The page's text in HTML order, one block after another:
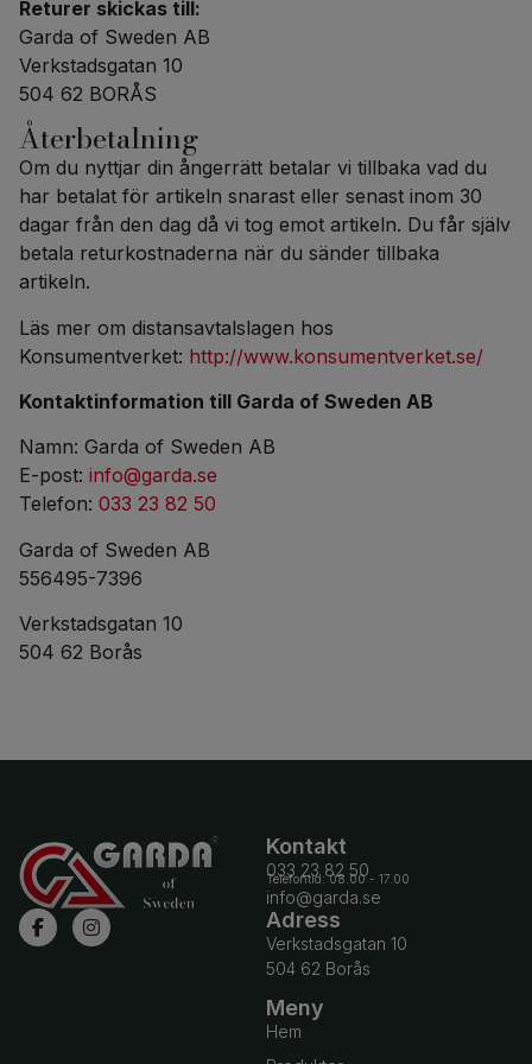
Returer skickas till:
Garda of Sweden AB
Verkstadsgatan 10
504 62 BORÅS
Återbetalning
Om du nyttjar din ångerrätt betalar vi tillbaka vad du
har betalat för artikeln snarast eller senast inom 30
dagar från den dag då vi tog emot artikeln. Du får själv
betala returkostnaderna när du sänder tillbaka
artikeln.
Läs mer om distansavtalslagen hos
Konsumentverket: http://www.konsumentverket.se/
Kontaktinformation till Garda of Sweden AB
Namn: Garda of Sweden AB
E-post: info@garda.se
Telefon: 033 23 82 50
Garda of Sweden AB
556495-7396
Verkstadsgatan 10
504 62 Borås
Kontakt
033 23 82 50
Telefontid: 08.00 - 17.00
info@garda.se
Adress
Verkstadsgatan 10
504 62 Borås
Meny
Hem